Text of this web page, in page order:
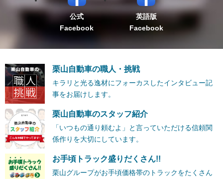
公式
Facebook
英語版
Facebook
栗山自動車の職人・挑戦
キラリと光る逸材にフォーカスしたインタビュー記
事をお届けします。
栗山自動車のスタッフ紹介
「いつもの通り頼むよ」と言っていただける信頼関
係作りを大切にしています。
お手頃トラック盛りだくさん!!
栗山グループがお手頃価格帯のトラックをたくさん